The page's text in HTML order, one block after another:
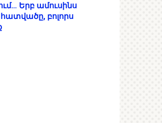
Երբ ամուսինս
բոլորս